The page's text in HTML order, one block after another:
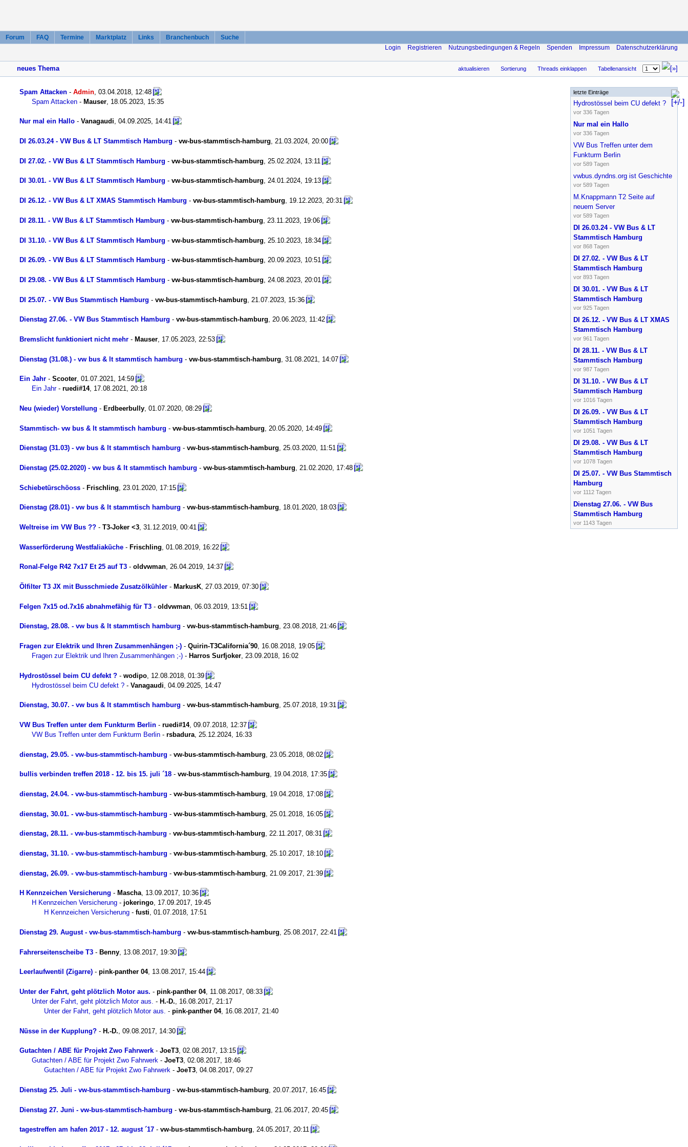
Forum FAQ Termine Marktplatz Links Branchenbuch
Suche
Login
Registrieren Nutzungsbedingungen & Regeln Spenden Impressum Datenschutzerklärung
neues Thema aktualisieren Sortierung Threads einklappen Tabellenansicht
letzte Einträge
Hydrostössel beim CU defekt ?
vor 336 Tagen
Nur mal ein Hallo
vor 336 Tagen
VW Bus Treffen unter dem
Funkturm Berlin
vor 589 Tagen
vwbus.dyndns.org ist Geschichte
vor 589 Tagen
M.Knappmann T2 Seite auf
neuem Server
vor 589 Tagen
DI 26.03.24 - VW Bus & LT
Stammtisch Hamburg
vor 868 Tagen
DI 27.02. - VW Bus & LT
Stammtisch Hamburg
vor 893 Tagen
DI 30.01. - VW Bus & LT
Stammtisch Hamburg
vor 925 Tagen
DI 26.12. - VW Bus & LT XMAS
Stammtisch Hamburg
vor 961 Tagen
DI 28.11. - VW Bus & LT
Stammtisch Hamburg
vor 987 Tagen
DI 31.10. - VW Bus & LT
Stammtisch Hamburg
vor 1016 Tagen
DI 26.09. - VW Bus & LT
Stammtisch Hamburg
vor 1051 Tagen
DI 29.08. - VW Bus & LT
Stammtisch Hamburg
vor 1078 Tagen
DI 25.07. - VW Bus Stammtisch
Hamburg
vor 1112 Tagen
Dienstag 27.06. - VW Bus
Stammtisch Hamburg
vor 1143 Tagen
Spam Attacken - Admin 03.04.2018, 12:48
Spam Attacken - Mauser 18.05.2023, 15:35
Nur mal ein Hallo - Vanagaudi, 04.09.2025, 14:41
DI 26.03.24 - VW Bus & LT Stammtisch Hamburg - vw-bus-stammtisch-hamburg, 21.03.2024, 20:00
DI 27.02. - VW Bus & LT Stammtisch Hamburg - vw-bus-stammtisch-hamburg 25.02.2024, 13:11
DI 30.01. - VW Bus & LT Stammtisch Hamburg - vw-bus-stammtisch-hamburg, 24.01.2024, 19:13
DI 26.12. - VW Bus & LT XMAS Stammtisch Hamburg - vw-bus-stammtisch-hamburg, 19.12.2023, 20:31
DI 28.11. - VW Bus & LT Stammtisch Hamburg - vw-bus-stammtisch-hamburg 23.11.2023, 19:06
DI 31.10. - VW Bus & LT Stammtisch Hamburg - vw-bus-stammtisch-hamburg 25.10.2023, 18:34
DI 26.09. - VW Bus & LT Stammtisch Hamburg - vw-bus-stammtisch-hamburg, 20.09.2023, 10:51
DI 29.08. - VW Bus & LT Stammtisch Hamburg - vw-bus-stammtisch-hamburg 24.08.2023, 20:01
DI 25.07. - VW Bus Stammtisch Hamburg - vw-bus-stammtisch-hamburg 21.07.2023, 15:36
Dienstag 27.06. - VW Bus Stammtisch Hamburg - vw-bus-stammtisch-hamburg, 20.06.2023, 11:42
Bremslicht funktioniert nicht mehr - Mauser 17.05.2023, 22:53
Dienstag (31.08.) - vw bus & lt stammtisch hamburg - vw-bus-stammtisch-hamburg 31.08.2021, 14:07
Ein Jahr - Scooter, 01.07.2021, 14:59
Ein Jahr- ruedi#14, 17.08.2021, 20:18
Neu (wieder) Vorstellung - Erdbeerbully 01.07.2020, 08:29
Stammtisch- vw bus & lt stammtisch hamburg - vw-bus-stammtisch-hamburg 20.05.2020, 14:49
Dienstag (31.03) - vw bus & lt stammtisch hamburg - vw-bus-stammtisch-hamburg, 25.03.2020, 11:51
Dienstag (25.02.2020) - vw bus & lt stammtisch hamburg - vw-bus-stammtisch-hamburg 21.02.2020, 17:48
Schiebetürschöoss - Frischling 23.01.2020, 17:15
Dienstag (28.01) - vw bus & lt stammtisch hamburg - vw-bus-stammtisch-hamburg, 18.01.2020, 18:03
Weltreise im VW Bus ?? - T3-Joker <3 31.12.2019, 00:41
Wasserförderung Westfaliaküche - Frischling 01.08.2019, 16:22
Ronal-Felge R42 7x17 Et 25 auf T3 - oldvwman, 26.04.2019, 14:37
Ölfilter T3 JX mit Busschmiede Zusatzölkühler - MarkusK 27.03.2019, 07:30
Felgen 7x15 od.7x16 abnahmefähig für T3 - oldvwman 06.03.2019, 13:51
Dienstag, 28.08. - vw bus & lt stammtisch hamburg - vw-bus-stammtisch-hamburg, 23.08.2018, 21:46
Fragen zur Elektrik und Ihren Zusammenhängen ;-) - Quirin-T3California´90 16.08.2018, 19:05
Fragen zur Elektrik und Ihren Zusammenhängen ;-) - Harros Surfjoker 23.09.2018, 16:02
Hydrostössel beim CU defekt ? - wodipo 12.08.2018, 01:39
Hydrostössel beim CU defekt ? - Vanagaudi 04.09.2025, 14:47
Dienstag, 30.07. - vw bus & lt stammtisch hamburg - vw-bus-stammtisch-hamburg, 25.07.2018, 19:31
VW Bus Treffen unter dem Funkturm Berlin - ruedi#14, 09.07.2018, 12:37
VW Bus Treffen unter dem Funkturm Berlin - rsbadura 25.12.2024, 16:33
dienstag, 29.05. - vw-bus-stammtisch-hamburg - vw-bus-stammtisch-hamburg 23.05.2018, 08:02
bullis verbinden treffen 2018 - 12. bis 15. juli ´18 - vw-bus-stammtisch-hamburg, 19.04.2018, 17:35
dienstag, 24.04. - vw-bus-stammtisch-hamburg - vw-bus-stammtisch-hamburg 19.04.2018, 17:08
dienstag, 30.01. - vw-bus-stammtisch-hamburg - vw-bus-stammtisch-hamburg 25.01.2018, 16:05
dienstag, 28.11. - vw-bus-stammtisch-hamburg - vw-bus-stammtisch-hamburg, 22.11.2017, 08:31
dienstag, 31.10. - vw-bus-stammtisch-hamburg - vw-bus-stammtisch-hamburg 25.10.2017, 18:10
dienstag, 26.09. - vw-bus-stammtisch-hamburg - vw-bus-stammtisch-hamburg 21.09.2017, 21:39
H Kennzeichen Versicherung - Mascha, 13.09.2017, 10:36
H Kennzeichen Versicherung - jokeringo, 17.09.2017, 19:45
H Kennzeichen Versicherung - fusti, 01.07.2018, 17:51
Dienstag 29. August - vw-bus-stammtisch-hamburg - vw-bus-stammtisch-hamburg, 25.08.2017, 22:41
Fahrerseitenscheibe T3 - Benny 13.08.2017, 19:30
Leerlaufwentil (Zigarre) - pink-panther 04, 13.08.2017, 15:44
Unter der Fahrt, geht plötzlich Motor aus. - pink-panther 04, 11.08.2017, 08:33
Unter der Fahrt, geht plötzlich Motor aus. - H.-D., 16.08.2017, 21:17
Unter der Fahrt, geht plötzlich Motor aus. - pink-panther 04, 16.08.2017, 21:40
Nüsse in der Kupplung? - H.-D. 09.08.2017, 14:30
Gutachten / ABE für Projekt Zwo Fahrwerk - JoeT3, 02.08.2017, 13:15
Gutachten / ABE für Projekt Zwo Fahrwerk - JoeT3, 02.08.2017, 18:46
Gutachten / ABE für Projekt Zwo Fahrwerk - JoeT3, 04.08.2017, 09:27
Dienstag 25. Juli - vw-bus-stammtisch-hamburg - vw-bus-stammtisch-hamburg, 20.07.2017, 16:45
Dienstag 27. Juni - vw-bus-stammtisch-hamburg - vw-bus-stammtisch-hamburg 21.06.2017, 20:45
tagestreffen am hafen 2017 - 12. august ´17 - vw-bus-stammtisch-hamburg, 24.05.2017, 20:11